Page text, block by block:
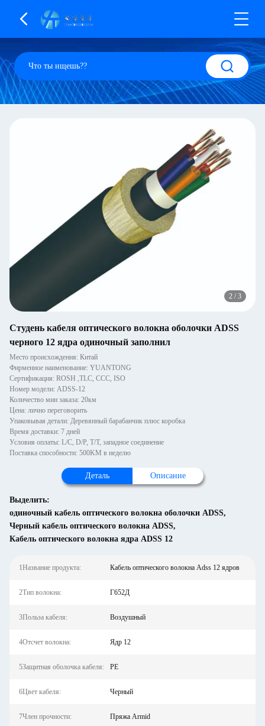
2 / 3
Студень кабеля оптического волокна оболочки ADSS
черного 12 ядра одиночный заполнил
Место происхождения: Китай
Фирменное наименование: YUANTONG
Сертификация: ROSH ,TLC, CCC, ISO
Номер модели: ADSS-12
Количество мин заказа: 20км
Цена: лично переговорить
Упаковывая детали: Деревянный барабанчик плюс коробка
Время доставки: 7 дней
Условия оплаты: L/C, D/P, T/T, западное соединение
Поставка способности: 500KM в неделю
Деталь Описание
Выделить:
одиночный кабель оптического волокна оболочки ADSS,
Черный кабель оптического волокна ADSS,
Кабель оптического волокна ядра ADSS 12
1Название продукта: Кабель оптического волокна Adss 12 ядров
2Тип волокна: Г652Д
3Польза кабеля: Воздушный
4Отсчет волокна: Ядр 12
5Защитная оболочка кабеля: PE
6Цвет кабеля: Черный
7Член прочности: Пряжа Armid